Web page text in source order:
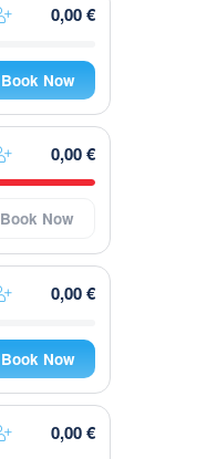
0,00 €
Book Now
0,00 €
Book Now
0,00 €
Book Now
0,00 €